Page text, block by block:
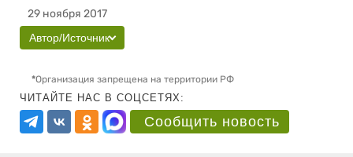
29 ноября 2017
Автор/Источник
*Организация запрещена на территории РФ
ЧИТАЙТЕ НАС В СОЦСЕТЯХ:
Сообщить новость